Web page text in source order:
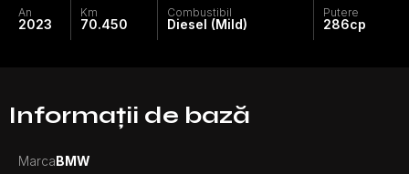
An
2023
Km
70.450
Combustibil
Diesel (Mild)
Putere
286cp
Informații de bază
MarcaBMW